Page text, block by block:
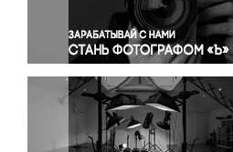
Правосудие
Происшествия и конфликты
Религия
Светская жизнь
Спорт
Экология
Экономика и бизнес